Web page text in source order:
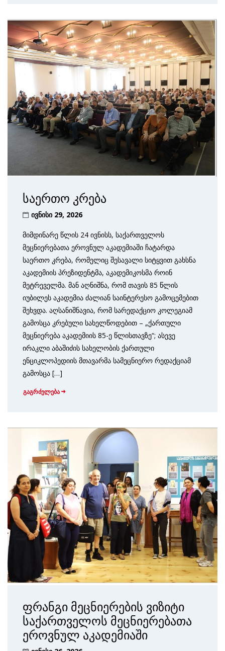
საერთო კრება
ივნისი 29, 2026
მიმდინარე წლის 24 ივნისს, საქართველოს
მეცნიერებათა ეროვნულ აკადემიაში ჩატარდა
საერთო კრება, რომელიც შესავალი სიტყვით გახსნა
აკადემიის პრეზიდენტმა, აკადემიკოსმა როინ
მეტრეველმა. მან აღნიშნა, რომ თავის 85 წლის
იუბილეს აკადემია ძალიან საინტერესო გამოცემებით
შეხვდა. აღსანიშნავია, რომ სარედაქციო კოლეგიამ
გამოსცა კრებული სახელწოდებით – „ქართული
მეცნიერება აკადემიის 85-ე წლისთავზე“; ასევე
ირაკლი აბაშიძის სახელობის ქართული
ენციკლოპედიის მთავარმა სამეცნიერო რედაქციამ
გამოსცა […]
გაგრძელება
ფრანგი მეცნიერების ვიზიტი
საქართველოს მეცნიერებათა
ეროვნულ აკადემიაში